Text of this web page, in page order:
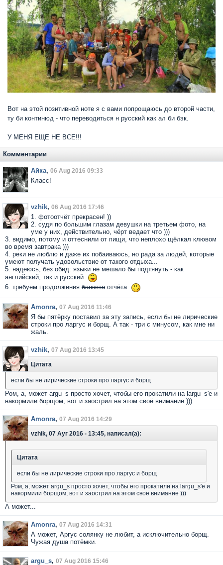
Вот на этой позитивной ноте я с вами попрощаюсь до второй части,
ту би континюд - что переводиться н русский как ал би бэк.
У МЕНЯ ЕЩЕ НЕ ВСЕ!!!
Комментарии
Айка, 06 Aug 2016 09:33
Класс!
vzhik, 06 Aug 2016 17:46
1. фотоотчёт прекрасен! ))
2. судя по большим глазам девушки на третьем фото, на
уме у них, действительно, чёрт ведает что )))
3. видимо, потому и оттеснили от пищи, что неплохо щёлкал клювом
во время завтрака )))
4. реки не люблю и даже их побаиваюсь, но рада за людей, которые
умеют получать удовольствие от такого отдыха...
5. надеюсь, без обид: языки не мешало бы подтянуть - как
английский, так и русский
6. требуем продолжения банкетаотчёта
Amonra, 07 Aug 2016 11:46
Я бы пятёрку поставил за эту запись, если бы не лирические
строки про ларгус и борщ. А так - три с минусом, как мне ни
жаль.
vzhik, 07 Aug 2016 13:45
Цитата
если бы не лирические строки про ларгус и борщ
Ром, а, может argu_s просто хочет, чтобы его прокатили на largu_s'е и
накормили борщом, вот и заострил на этом своё внимание )))
Amonra, 07 Aug 2016 14:29
vzhik, 07 Ауг 2016 - 13:45, написал(а):
Цитата
если бы не лирические строки про ларгус и борщ
Ром, а, может argu_s просто хочет, чтобы его прокатили на largu_s'е и
накормили борщом, вот и заострил на этом своё внимание )))
А может...
Amonra, 07 Aug 2016 14:31
А может, Аргус солянку не любит, а исключительно борщ.
Чужая душа потёмки.
argu_s, 07 Aug 2016 15:46